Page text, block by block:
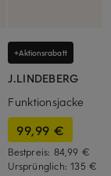
+Aktionsrabatt
J.LINDEBERG
Funktionsjacke
99,99 €
Bestpreis: 84,99 €
Ursprünglich:135 €